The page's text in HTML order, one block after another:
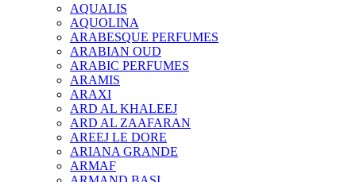
AQUALIS
AQUOLINA
ARABESQUE PERFUMES
ARABIAN OUD
ARABIC PERFUMES
ARAMIS
ARAXI
ARD AL KHALEEJ
ARD AL ZAAFARAN
AREEJ LE DORE
ARIANA GRANDE
ARMAF